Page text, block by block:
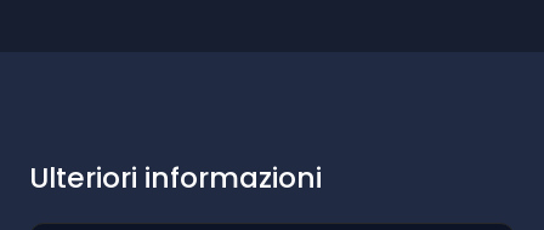
Ulteriori informazioni